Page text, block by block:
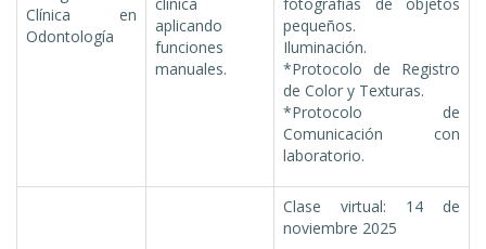
Clínica en
Odontología
aplicando
funciones
manuales.
pequeños.
Iluminación.
*Protocolo de Registro
de Color y Texturas.
*Protocolo de
Comunicación con
laboratorio.
Clase virtual: 14 de
noviembre 2025